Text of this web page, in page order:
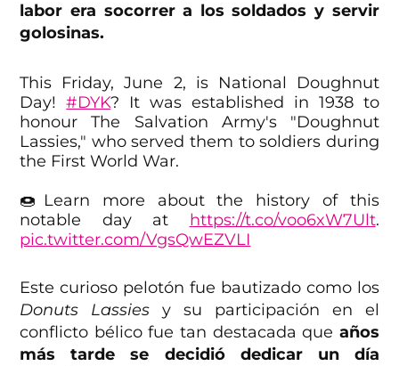
labor era socorrer a los soldados y servir
golosinas.
This Friday, June 2, is National Doughnut
Day!#DYK? It was established in 1938 to
honour The Salvation Army's "Doughnut
Lassies," who served them to soldiers during
the First World War.
🍩Learn more about the history of this
notable day at https://t.co/voo6xW7Ult.
pic.twitter.com/VgsQwEZVLI
May 31, 2023
Este curioso pelotón fue bautizado como los
Donuts Lassies y su participación en el
conflicto bélico fue tan destacada que años
más tarde se decidió dedicar un día